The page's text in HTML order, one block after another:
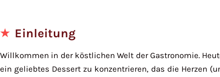
Einleitung
Willkommen in der köstlichen Welt der Gastronomie.
ein geliebtes Dessert zu konzentrieren, das die Herzen